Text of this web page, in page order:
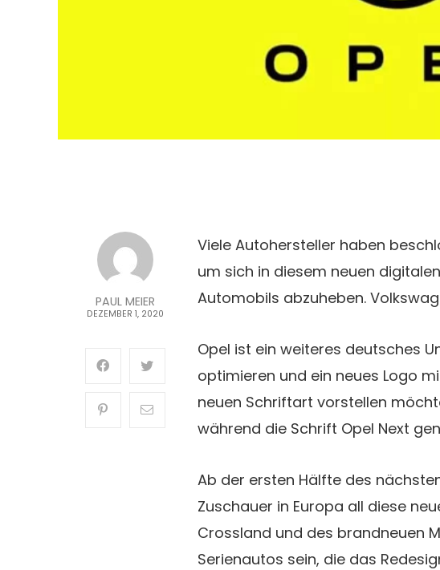
PAUL MEIER
DEZEMBER 1, 2020
Viele Autohersteller haben
um sich in diesem neuen
Automobils abzuheben.
Opel ist ein weiteres deutsches
optimieren und ein neues Logo
neuen Schriftart vorstellen
während die Schrift Opel Next
Ab der ersten Hälfte des
Zuschauer in Europa all diese
Crossland und des brandneuen
Serienautos sein, die das